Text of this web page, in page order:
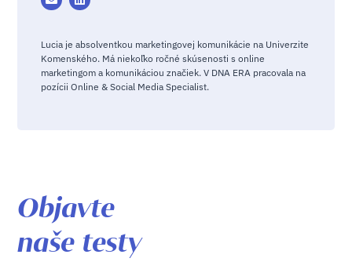
Lucia je absolventkou marketingovej komunikácie na Univerzite
Komenského. Má niekoľko ročné skúsenosti s online
marketingom a komunikáciou značiek. V DNA ERA pracovala na
pozícii Online & Social Media Specialist.
Objavte
naše testy